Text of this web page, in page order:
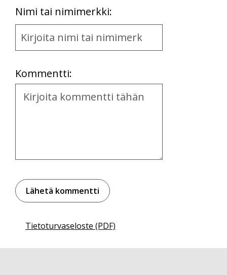
Nimi tai nimimerkki:
Name
and
Kommentti:
Kommentti
Tietoturvaseloste (PDF)